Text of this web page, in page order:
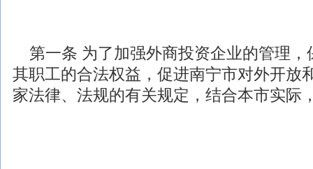
第一条 为了加强外商投资企业的管理，
其职工的合法权益，促进南宁市对外开放
家法律、 法规的有关规定，结合本市实际